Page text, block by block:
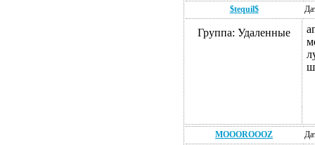
$tequil$
Группа: Удаленные
MOOOROOOZ